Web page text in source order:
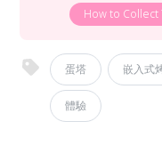
How to Collect
蛋塔 嵌入式
體驗